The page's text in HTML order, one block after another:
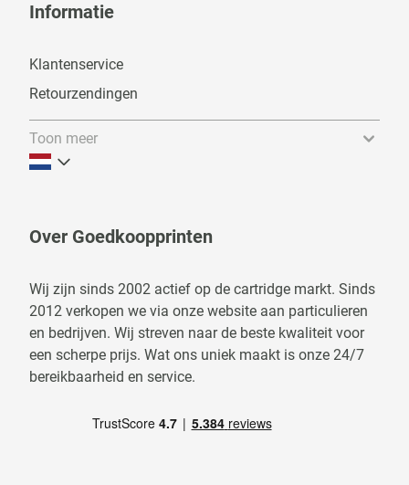
Informatie
Klantenservice
Retourzendingen
Toon meer
Over Goedkoopprinten
Wij zijn sinds 2002 actief op de cartridge markt. Sinds
2012 verkopen we via onze website aan particulieren
en bedrijven. Wij streven naar de beste kwaliteit voor
een scherpe prijs. Wat ons uniek maakt is onze 24/7
bereikbaarheid en service.